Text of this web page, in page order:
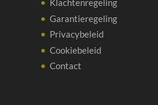
Klachtenregeling
Garantieregeling
Privacybeleid
Cookiebeleid
Contact